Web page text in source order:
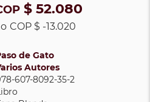
$ 52.080
COP $ -13.020
de Gato
Autores
607-8092-35-2